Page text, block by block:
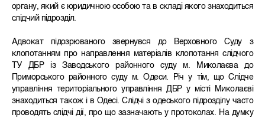
органу, який є юридичною особою та в складі якого знаходиться
слідчий підрозділ.
Адвокат підозрюваного звернувся до Верховного Суду з
клопотанням про направлення матеріалів клопотання слідчого
ТУ ДБР із Заводського районного суду м. Миколаєва до
Приморського районного суду м. Одеси. Річ у тім, що Слідче
управління територіального управління ДБР у місті Миколаєві
знаходиться також і в Одесі. Слідчі з одеського підрозділу часто
проводять слідчі дії, про що зазначають у протоколах. На думку